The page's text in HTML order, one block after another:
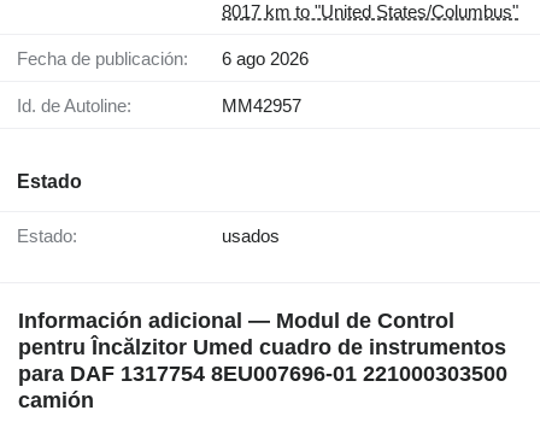
8017 km to "United States/Columbus"
Fecha de publicación: 6 ago 2026
Id. de Autoline: MM42957
Estado
Estado: usados
Información adicional — Modul de Control
pentru Încălzitor Umed cuadro de instrumentos
para DAF 1317754 8EU007696-01 221000303500
camión